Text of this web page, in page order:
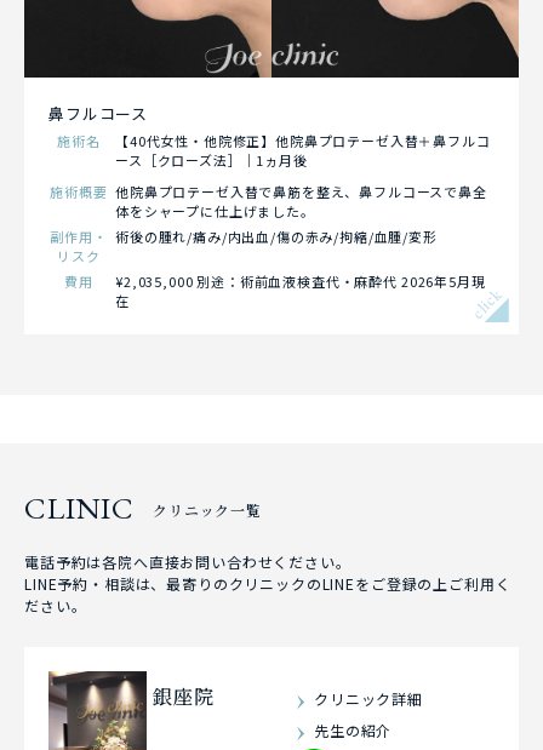
鼻フルコース
施術名
【40代女性・他院修正】他院鼻プロテーゼ入替＋鼻フルコ
ース［クローズ法］｜1ヵ月後
施術概要 他院鼻プロテーゼ入替で鼻筋を整え、鼻フルコースで鼻全
体をシャープに仕上げました。
副作用・
リスク
術後の腫れ/痛み/内出血/傷の赤み/拘縮/血腫/変形
費用
¥2,035,000 別途：術前血液検査代・麻酔代 2026年5月現
在
click
CLINIC クリニック一覧
電話予約は各院へ直接お問い合わせください。
LINE予約・相談は、最寄りのクリニックのLINEをご登録の上ご利用く
ださい。
銀座院
クリニック詳細
先生の紹介